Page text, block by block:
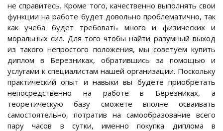
не справитесь. Кроме того, качественно выполнять свои
функции на работе будет довольно проблематично, так
как учеба будет требовать много и физических и
моральных сил. Для того чтобы найти разумный выход
из такого непростого положения, мы советуем купить
диплом в Березниках, обратившись за помощью и
услугами к специалистам нашей организации. Поскольку
практический опыт и навыки вы будете приобретать
непосредственно на работе в Березниках, а
теоретическую базу сможете вполне осваивать
самостоятельно, потратив на самообразование всего
пару часов в сутки, именно покупка диплома в